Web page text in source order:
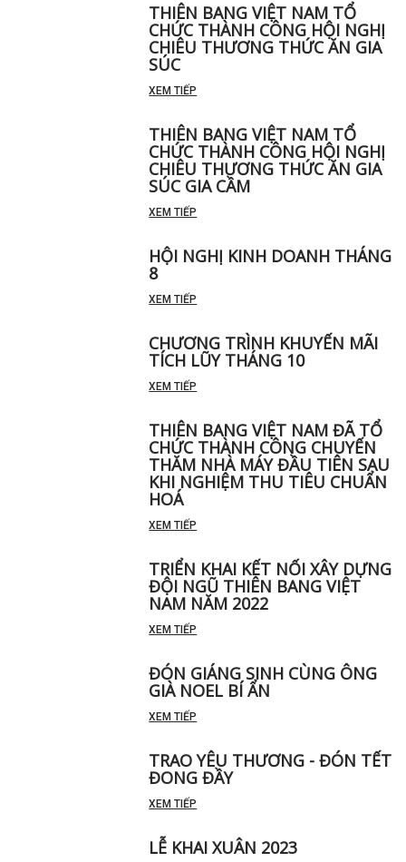
THIÊN BANG VIỆT NAM TỔ
CHỨC THÀNH CÔNG HỘI NGHỊ
CHIÊU THƯƠNG THỨC ĂN GIA
SÚC
XEM TIẾP
THIÊN BANG VIỆT NAM TỔ
CHỨC THÀNH CÔNG HỘI NGHỊ
CHIÊU THƯƠNG THỨC ĂN GIA
SÚC GIA CẦM
XEM TIẾP
HỘI NGHỊ KINH DOANH THÁNG
8
XEM TIẾP
CHƯƠNG TRÌNH KHUYẾN MÃI
TÍCH LŨY THÁNG 10
XEM TIẾP
THIÊN BANG VIỆT NAM ĐÃ TỔ
CHỨC THÀNH CÔNG CHUYẾN
THĂM NHÀ MÁY ĐẦU TIÊN SAU
KHI NGHIỆM THU TIÊU CHUẨN
HOÁ
XEM TIẾP
TRIỂN KHAI KẾT NỐI XÂY DỰNG
ĐỘI NGŨ THIÊN BANG VIỆT
NAM NĂM 2022
XEM TIẾP
ĐÓN GIÁNG SINH CÙNG ÔNG
GIÀ NOEL BÍ ẨN
XEM TIẾP
TRAO YÊU THƯƠNG - ĐÓN TẾT
ĐONG ĐẦY
XEM TIẾP
LỄ KHAI XUÂN 2023